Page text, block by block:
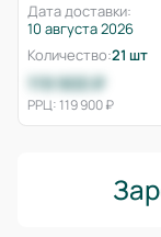
Дата доставки:
10 августа 2026
Количество:21 шт
119 900 ₽
РРЦ: 119 900 ₽